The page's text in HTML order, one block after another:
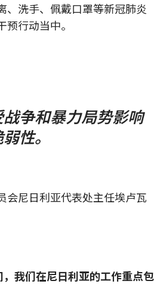
、洗手、佩戴口罩等新冠肺炎
预行动当中。
争和暴力局势影响
性。
尼日利亚代表处主任埃卢瓦
我们在尼日利亚的工作重点包